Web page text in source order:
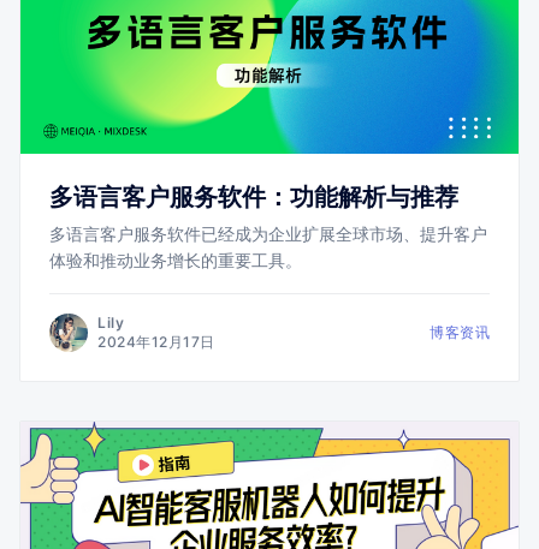
多语言客户服务软件：功能解析与推荐
多语言客户服务软件已经成为企业扩展全球市场、提升客户
体验和推动业务增长的重要工具。
Lily
2024年12月17日
博客资讯